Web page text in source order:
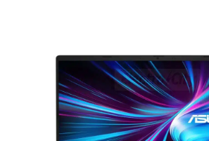
LIQUIDACION
MI CUENTA